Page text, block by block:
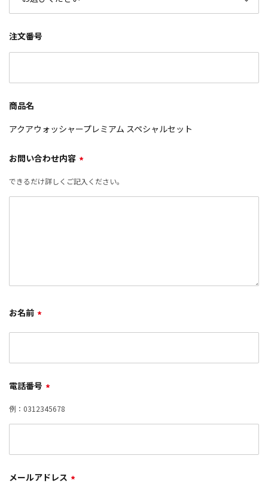
注文番号
商品名
アクアウォッシャープレミアム スペシャルセット
お問い合わせ内容 *
できるだけ詳しくご記入ください。
お名前 *
電話番号 *
例：0312345678
メールアドレス *